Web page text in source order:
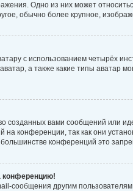
Одно из них может
обычно более крупное,
с использованием четырёх
а также какие типы аватар
созданных вами сообщений или
конференции, так как они
конференций это
конференцию!
сообщения другим